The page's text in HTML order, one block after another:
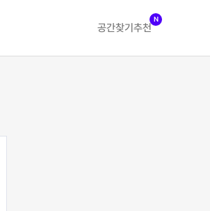
공간찾기 추천
N